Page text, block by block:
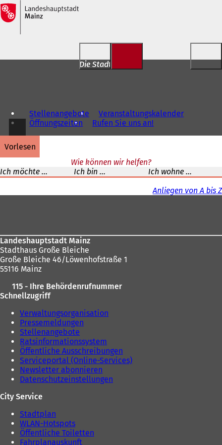
Inhalt anspringen
Die Stadt für Dich
Stellenangebote
Veranstaltungskalender
Öffnungszeiten
Rufen Sie uns an!
vorlesen
Wie können wir helfen?
Ich möchte ...
Ich bin ...
Ich wohne ...
Anliegen von A bis Z
Landeshauptstadt Mainz
Stadthaus Große Bleiche
Große Bleiche 46/Löwenhofstraße 1
55116 Mainz
115 - Ihre Behördenrufnummer
Schnellzugriff
Verwaltungsorganisation
Pressemeldungen
Stellenangebote
Ratsinformationssystem
Öffentliche Ausschreibungen
Serviceportal (Online-Services)
Newsletter abonnieren
Datenschutzeinstellungen
City Service
Stadtplan
WLAN-Hotspots
Öffentliche Toiletten
Fahrplanauskunft